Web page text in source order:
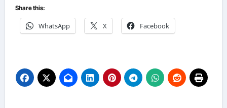
Share this:
WhatsApp X Facebook